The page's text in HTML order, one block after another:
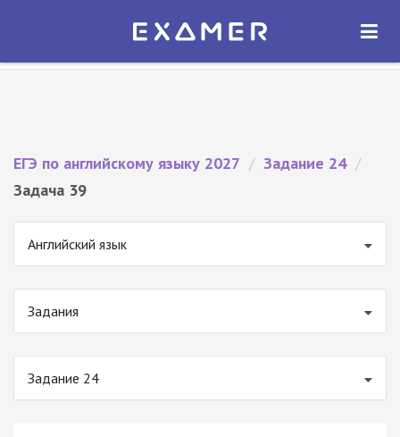
Экзамер — ЕГЭ 2027
ОТКРЫТЬ
ЕГЭ по английскому языку 2027 / Задание 24 /
Задача 39
Английский язык
Задания
Задание 24